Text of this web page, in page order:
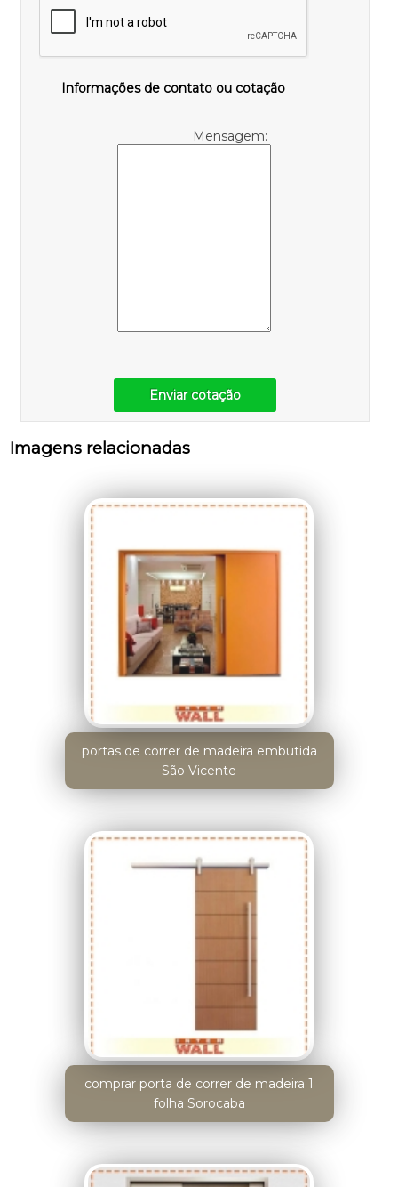
Informações de contato ou cotação
Mensagem:
Enviar cotação
Imagens relacionadas
portas de correr de madeira embutida
São Vicente
comprar porta de correr de madeira 1
folha Sorocaba